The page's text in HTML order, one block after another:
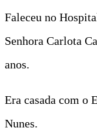
Faleceu no
Senhora Carlota
anos.
Era casada com o
Nunes.